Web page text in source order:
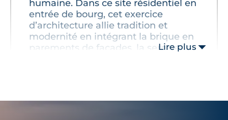
humaine. Dans ce site résidentiel en
entrée de bourg, cet exercice
d’architecture allie tradition et
modernité en intégrant la brique en
parements de façades, la serrurerie
Lire plus